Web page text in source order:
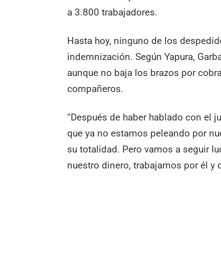
a 3.800 trabajadores.
Hasta hoy, ninguno de los
indemnización. Según Yapura,
aunque no baja los brazos por
compañeros.
“Después de haber hablado con el
que ya no estamos peleando por
su totalidad. Pero vamos a seguir
nuestro dinero, trabajamos por él y